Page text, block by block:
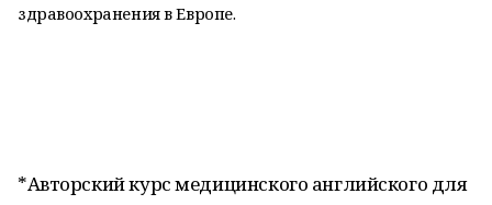
здравоохранения в Европе.
*Авторский курс медицинского английского для